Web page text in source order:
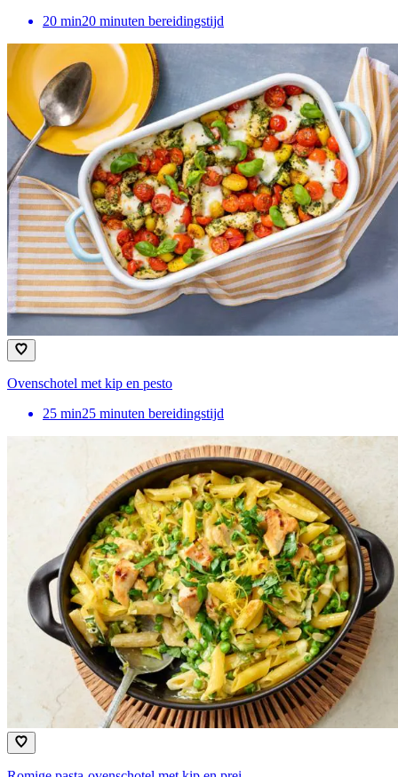
20 min20 minuten bereidingstijd
Ovenschotel met kip en pesto
25 min25 minuten bereidingstijd